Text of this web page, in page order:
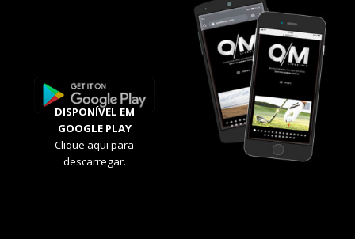
DISPONÍVEL EM
GOOGLE PLAY
Clique aqui para
descarregar.